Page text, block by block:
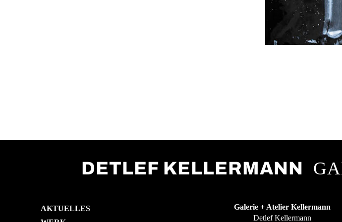
DETLEF KELLERMANN
AKTUELLES
Galerie + Atelier Kellermann
Detlef Kellermann